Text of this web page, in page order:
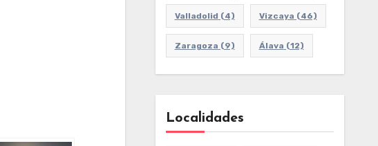
Valladolid (4) Vizcaya (46)
Zaragoza (9) Álava (12)
Localidades